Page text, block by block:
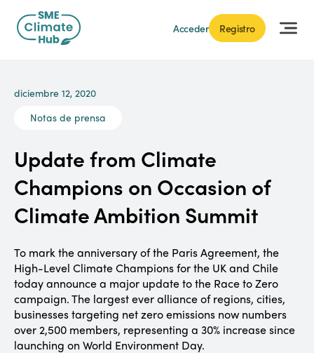
Acceder Registro
diciembre 12, 2020
Notas de prensa
Update from Climate
Champions on Occasion of
Climate Ambition Summit
To mark the anniversary of the Paris Agreement, the
High-Level Climate Champions for the UK and Chile
today announce a major update to the Race to Zero
campaign. The largest ever alliance of regions, cities,
businesses targeting net zero emissions now numbers
over 2,500 members, representing a 30% increase since
launching on World Environment Day.